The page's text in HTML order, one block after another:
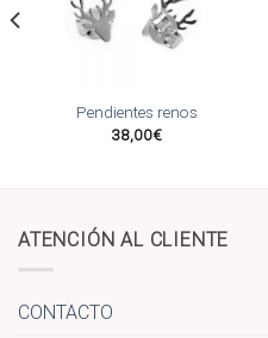
Pendientes renos
38,00€
ATENCIÓN AL CLIENTE
CONTACTO